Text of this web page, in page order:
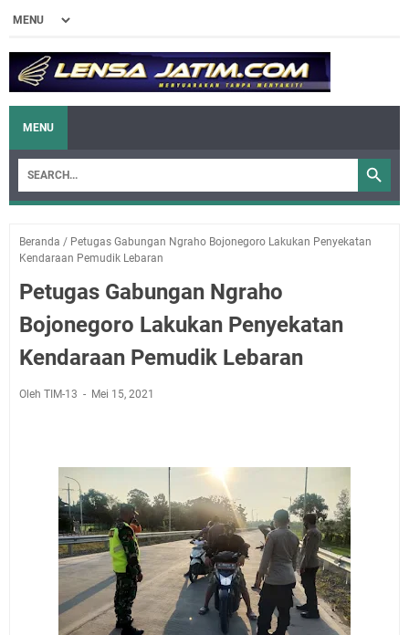
MENU
Beranda / Petugas Gabungan Ngraho Bojonegoro Lakukan Penyekatan
Kendaraan Pemudik Lebaran
Petugas Gabungan Ngraho
Bojonegoro Lakukan Penyekatan
Kendaraan Pemudik Lebaran
Oleh TIM-13 Mei 15, 2021